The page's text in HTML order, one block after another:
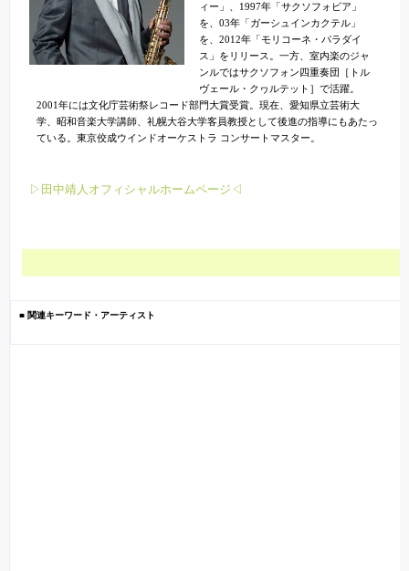
ィー」、1997年「サクソフォビア」
を、03年「ガーシュインカクテル」
を、2012年「モリコーネ・パラダイ
ス」をリリース。一方、室内楽のジャ
ンルではサクソフォン四重奏団［トル
ヴェール・クヮルテット］で活躍。
2001年には文化庁芸術祭レコード部門大賞受賞。現在、愛知県立芸術大
学、昭和音楽大学講師、礼幌大谷大学客員教授として後進の指導にもあたっ
ている。東京佼成ウインドオーケストラ コンサートマスター。
▷田中靖人オフィシャルホームページ◁
■ 関連キーワード・アーティスト